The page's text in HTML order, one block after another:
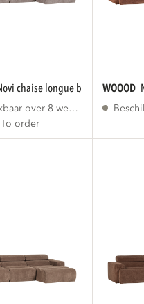
novi chaise longue bank rechts...
Beschikbaar over 8 weken
To order
WOOOD